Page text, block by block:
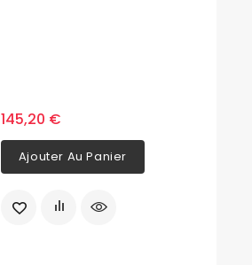
145,20 €
Ajouter Au Panier